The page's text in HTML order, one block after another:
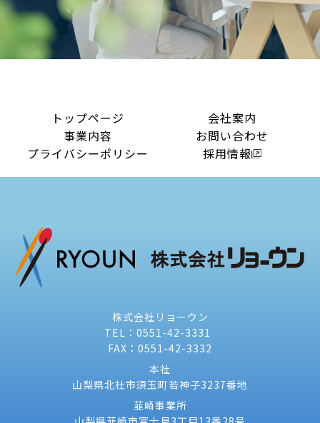
トップページ
会社案内
事業内容
お問い合わせ
プライバシーポリシー
採用情報
株式会社リョーウン
TEL：0551-42-3331
FAX：0551-42-3332
本社
山梨県北杜市須玉町若神子3237番地
韮崎事業所